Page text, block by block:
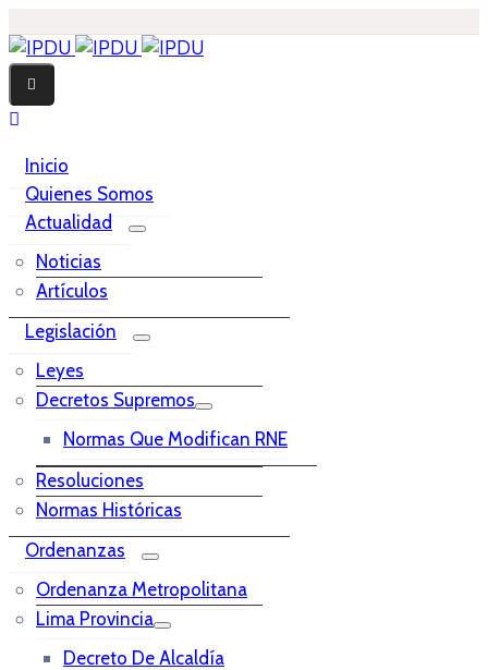
Inicio
Quienes Somos
Actualidad
Noticias
Artículos
Legislación
Leyes
Decretos Supremos
Normas Que Modifican RNE
Resoluciones
Normas Históricas
Ordenanzas
Ordenanza Metropolitana
Lima Provincia
Decreto De Alcaldía